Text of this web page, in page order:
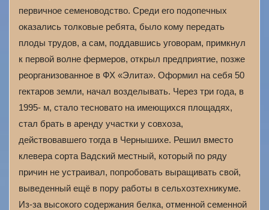
первичное семеноводство. Среди его подопечных
оказались толковые ребята, было кому передать
плоды трудов, а сам, поддавшись уговорам, примкнул
к первой волне фермеров, открыл предприятие, позже
реорганизованное в ФХ «Элита». Оформил на себя 50
гектаров земли, начал возделывать. Через три года, в
1995- м, стало тесновато на имеющихся площадях,
стал брать в аренду участки у совхоза,
действовавшего тогда в Чернышихе. Решил вместо
клевера сорта Вадский местный, который по ряду
причин не устраивал, попробовать выращивать свой,
выведенный ещё в пору работы в сельхозтехникуме.
Из-за высокого содержания белка, отменной семенной